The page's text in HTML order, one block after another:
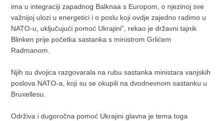
ima u integraciji zapadnog Balknaa s Europom, o njezinoj sve
važnijoj ulozi u energetici i o poslu koji ovdje zajedno radimo u
NATO-u, uključujući pomoć Ukrajini”, rekao je državni tajnik
Blinken prije početka sastanka s ministrom Grlićem
Radmanom.
Njih su dvojica razgovarala na rubu sastanka ministara vanjskih
poslova NATO-a, koji su se okupili na dvodnevnom sastanku u
Bruxellesu.
Održiva i dugoročna pomoć Ukrajini glavna je tema toga